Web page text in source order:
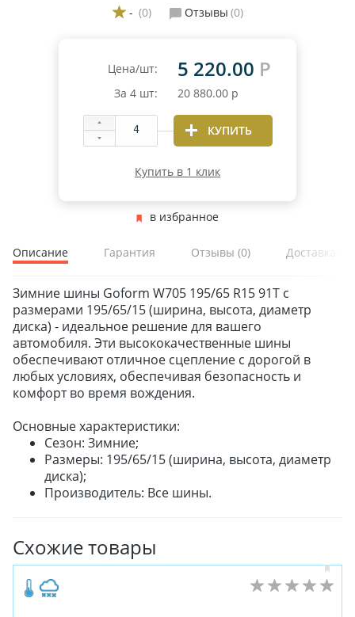
- (0) Отзывы (0)
Цена/шт: 5 220.00 Р
За 4 шт: 20 880.00 р
КУПИТЬ
Купить в 1 клик
в избранное
Описание Гарантия Отзывы (0) Доставка и
Зимние шины Goform W705 195/65 R15 91T с
размерами 195/65/15 (ширина, высота, диаметр
диска) - идеальное решение для вашего
автомобиля. Эти высококачественные шины
обеспечивают отличное сцепление с дорогой в
любых условиях, обеспечивая безопасность и
комфорт во время вождения.
Основные характеристики:
Сезон: Зимние;
Размеры: 195/65/15 (ширина, высота, диаметр
диска);
Производитель: Все шины.
Схожие товары